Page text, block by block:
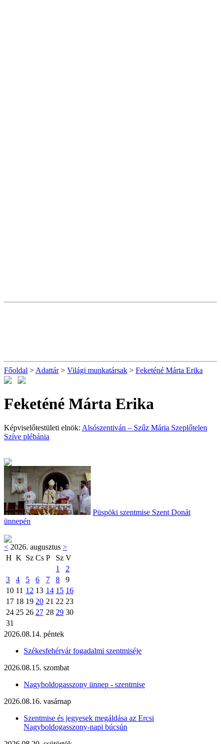
Főoldal > Adattár> Világi munkatársak > Feketéné Márta Erika
Feketéné Márta Erika
Képviselőtestületi elnök: Alsószentiván – Szűz Mária Szeplőtelen
Szíve plébánia
Püspöki szentmise Szent Donát
ünnepén
< 2026. augusztus >
H K Sz Cs P Sz V
1
2
3
4 5 6 7 8
9
10 11 12 13 14 15 16
17 18 19 20 21 22 23
24 25 26 27 28 29 30
31
2026.08.14. péntek
Székesfehérvár fogadalmi szentmiséje
2026.08.15. szombat
Nagyboldogasszony ünnep - szentmise
2026.08.16. vasárnap
Szentmise és jegyesek megáldása az Ercsi
Nagyboldogasszony-napi búcsún